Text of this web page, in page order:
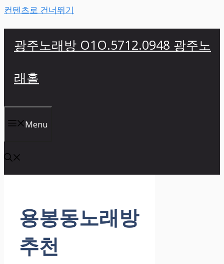
컨텐츠로 건너뛰기
광주노래방 O1O.5712.0948 광주노
래홀
Menu
용봉동노래방
추천